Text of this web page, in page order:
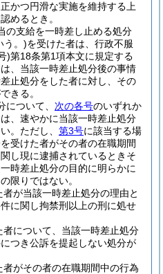
かつ円滑な実施を維持する上
めるとき。
の支給を一時差し止める処分
う。)を受けた者は、行政不服
)第18条第1項本文に規定する
、当該一時差止処分後の事情
止処分をした者に対し、その
きる。
ついて、 次の各号のいずれか
、速やかに当該一時差止処分
。 ただし、 第3号に該当する場
受けた者がその者の在職期間
し現に逮捕されているときそ
時差止処分の目的に明らかに
限りではない。
が当該一時差止処分の理由と
に関し拘禁刑以上の刑に処せ
について、当該一時差止処分
つき公訴を提起しない処分が
がその者の在職期間中の行為